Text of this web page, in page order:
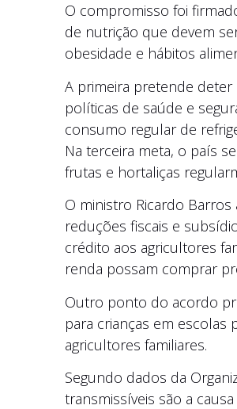
O compromisso foi
de nutrição que devem
obesidade e hábitos
A primeira pretende
políticas de saúde e
consumo regular de
Na terceira meta, o país
frutas e hortaliças
O ministro Ricardo
reduções fiscais e
crédito aos agricultores
renda possam comprar
Outro ponto do acordo
para crianças em
agricultores familiares.
Segundo dados da
transmissíveis são a